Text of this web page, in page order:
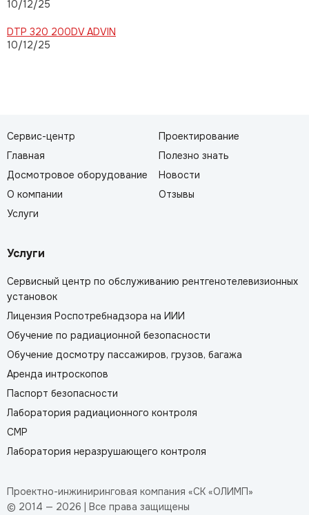
10/12/25
DTP 320 200DV ADVIN
10/12/25
Сервис-центр
Главная
Досмотровое оборудование
О компании
Услуги
Проектирование
Полезно знать
Новости
Отзывы
Услуги
Сервисный центр по обслуживанию рентгенотелевизионных
установок
Лицензия Роспотребнадзора на ИИИ
Обучение по радиационной безопасности
Обучение досмотру пассажиров, грузов, багажа
Аренда интроскопов
Паспорт безопасности
Лаборатория радиационного контроля
СМР
Лаборатория неразрушающего контроля
Проектно-инжиниринговая компания «СК «ОЛИМП»
© 2014 — 2026 | Все права защищены